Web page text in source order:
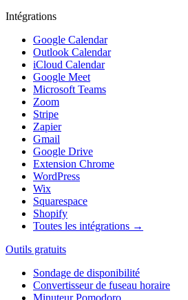
Intégrations
Google Calendar
Outlook Calendar
iCloud Calendar
Google Meet
Microsoft Teams
Zoom
Stripe
Zapier
Gmail
Google Drive
Extension Chrome
WordPress
Wix
Squarespace
Shopify
Toutes les intégrations →
Outils gratuits
Sondage de disponibilité
Convertisseur de fuseau horaire